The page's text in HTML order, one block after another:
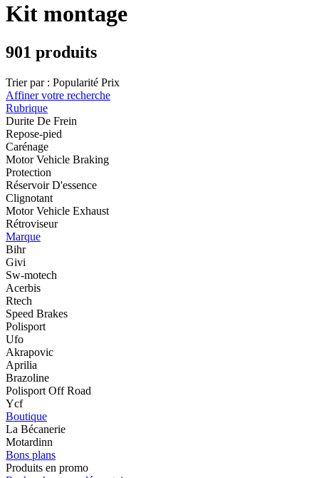
Kit montage
901 produits
Trier par : Popularité Prix
Affiner votre recherche
Rubrique
Durite De Frein
Repose-pied
Carénage
Motor Vehicle Braking
Protection
Réservoir D'essence
Clignotant
Motor Vehicle Exhaust
Rétroviseur
Marque
Bihr
Givi
Sw-motech
Acerbis
Rtech
Speed Brakes
Polisport
Ufo
Akrapovic
Aprilia
Brazoline
Polisport Off Road
Ycf
Boutique
La Bécanerie
Motardinn
Bons plans
Produits en promo